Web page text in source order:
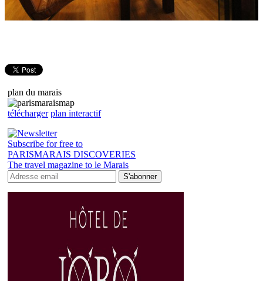
plan du marais
télécharger plan interactif
Subscribe for free to
PARISMARAIS DISCOVERIES
The travel magazine to le Marais